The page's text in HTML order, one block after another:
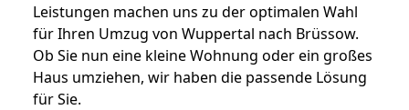
Leistungen machen uns zu der optimalen Wahl
für Ihren Umzug von Wuppertal nach Brüssow.
Ob Sie nun eine kleine Wohnung oder ein großes
Haus umziehen, wir haben die passende Lösung
für Sie.